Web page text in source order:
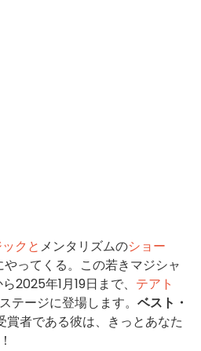
クとメンタリズムのショー
ってくる。この若きマジシャ
2025年1月19日まで、 テアト
ステージに登場します。 ベスト・
賞者である彼は、きっとあなた